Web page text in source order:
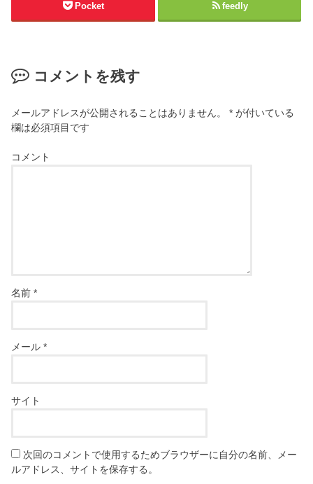
Pocket feedly
コメントを残す
メールアドレスが公開されることはありません。 * が付いている
欄は必須項目です
コメント
名前*
メール*
サイト
次回のコメントで使用するためブラウザーに自分の名前、メー
ルアドレス、サイトを保存する。